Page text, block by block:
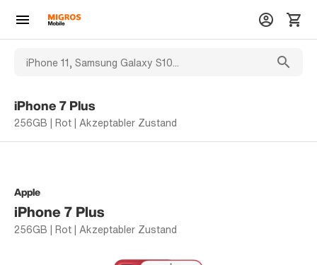
iPhone 7 Plus
256GB | Rot | Akzeptabler Zustand
Apple
iPhone 7 Plus
256GB | Rot | Akzeptabler Zustand